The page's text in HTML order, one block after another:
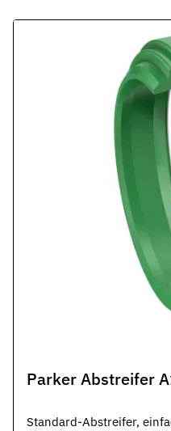
Parker Abstreifer
Standard-Abstreifer,